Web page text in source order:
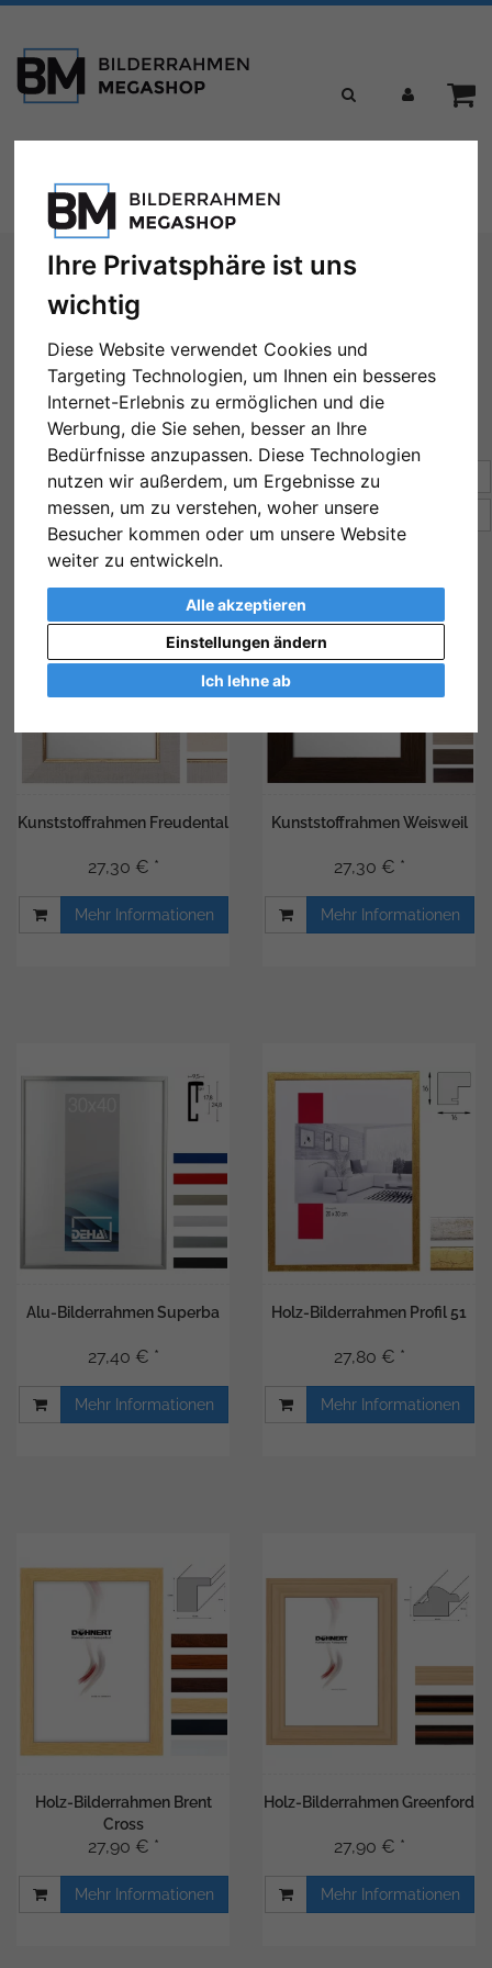
Ihre Privatsphäre ist uns
wichtig
Diese Website verwendet Cookies und
Targeting Technologien, um Ihnen ein besseres
Internet-Erlebnis zu ermöglichen und die
Werbung, die Sie sehen, besser an Ihre
Bedürfnisse anzupassen. Diese Technologien
nutzen wir außerdem, um Ergebnisse zu
messen, um zu verstehen, woher unsere
Besucher kommen oder um unsere Website
weiter zu entwickeln.
Alle akzeptieren
Ich lehne ab
Einstellungen ändern
navigation
Formate 28x35 cm
28x35 cm
← Zurück 1 ... 7 8 9 ... 18 Weiter →
Sortierung:Preis
Artikel pro Seite12
Kunststoffrahmen Freudental
27,30 € *
Mehr Informationen
Kunststoffrahmen Weisweil
27,30 € *
Mehr Informationen
Alu-Bilderrahmen Superba
27,40 € *
Mehr Informationen
Holz-Bilderrahmen Profil 51
27,80 € *
Mehr Informationen
Holz-Bilderrahmen Brent
Cross
27,90 € *
Mehr Informationen
Holz-Bilderrahmen Greenford
27,90 € *
Mehr Informationen